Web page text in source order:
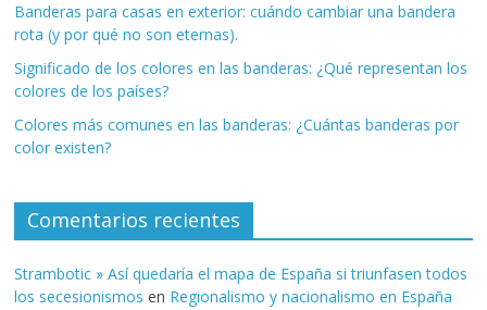
Banderas para casas en exterior: cuándo cambiar una bandera
rota (y por qué no son eternas).
Significado de los colores en las banderas: ¿Qué representan los
colores de los países?
Colores más comunes en las banderas: ¿Cuántas banderas por
color existen?
Comentarios recientes
Strambotic » Así quedaría el mapa de España si triunfasen todos
los secesionismos en Regionalismo y nacionalismo en España